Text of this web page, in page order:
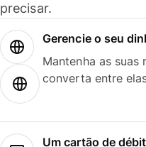
precisar.
Gerencie o seu
Mantenha as suas
converta entre
Um cartão de